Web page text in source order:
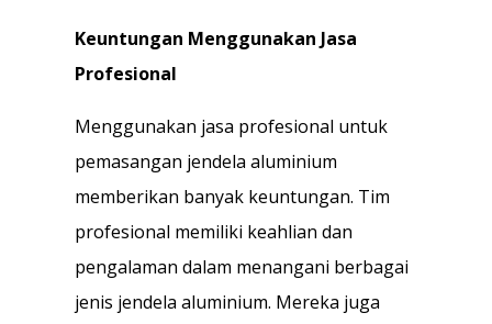
Keuntungan Menggunakan Jasa
Profesional
Menggunakan jasa profesional untuk
pemasangan jendela aluminium
memberikan banyak keuntungan. Tim
profesional memiliki keahlian dan
pengalaman dalam menangani berbagai
jenis jendela aluminium. Mereka juga